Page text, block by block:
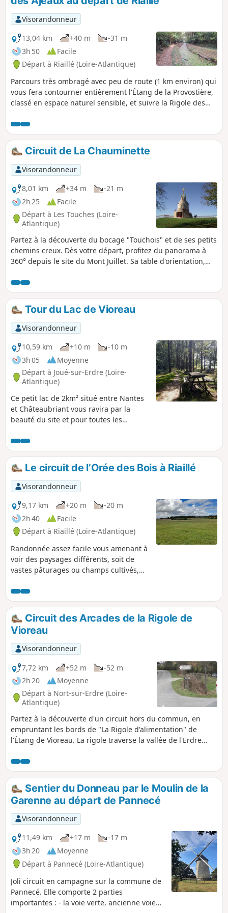
Visorandonneur
13,04 km
+40 m
-31 m
3h 50
Facile
Départ à Riaillé (Loire-Atlantique)
Parcours très ombragé avec peu de route (1 km environ) qui
vous fera contourner entièrement l'Étang de la Provostière,
classé en espace naturel sensible, et suivre la Rigole des
l'Étang de Vioreau.Remarque : évitez de vous aventurer
autour de l'étang en période de hautes eaux. Le sentier
peut y être difficilement praticable.
Circuit de La Chauminette
Visorandonneur
8,01 km
+34 m
-21 m
2h 25
Facile
Départ à Les Touches (Loire-
Atlantique)
Partez à la découverte du bocage "Touchois" et de ses petits
chemins creux. Dès votre départ, profitez du panorama à
360° depuis le site du Mont Juillet. Sa table d'orientation,
entoure. Lancez vous ensuite à la découverte de la
campagne environnante. Au détour d'un chemin,
découvrez: une vieille bâtisse, un manoir, un calvaire, un
puits ou encore un four à pain; qui tout à chacun, sont les
marques de la vie passée...
Tour du Lac de Vioreau
Visorandonneur
10,59 km
+10 m
-10 m
3h 05
Moyenne
Départ à Joué-sur-Erdre (Loire-
Atlantique)
Ce petit lac de 2km² situé entre Nantes
et Châteaubriant vous ravira par la
beauté du site et pour toutes les
randonnée pédestre ou équestre, VTT,
pêche, baignade, voile, etc. Le tour à
pied fait emprunter des sentiers très
agréables.
Le circuit de l’Orée des Bois à Riaillé
Visorandonneur
9,17 km
+20 m
-20 m
2h 40
Facile
Départ à Riaillé (Loire-Atlantique)
Randonnée assez facile vous amenant à
voir des paysages différents, soit de
vastes pâturages ou champs cultivés,
Beaucoup de beaux chemins, un tout
petit peu de route, de quoi se dégourdir
les jambes.
Circuit des Arcades de la Rigole de
Vioreau
Visorandonneur
7,72 km
+52 m
-52 m
2h 20
Moyenne
Départ à Nort-sur-Erdre (Loire-
Atlantique)
Partez à la découverte d'un circuit hors du commun, en
empruntant les bords de "La Rigole d'alimentation" de
l'Étang de Vioreau. La rigole traverse la vallée de l'Erdre
en souterrain sur 600m. Elle est, par ailleurs, enjambée par
de nombreux petits ponts de pierre pittoresques... Durant
votre balade, vous pourrez admirer le Château de la
Lucinière et son domaine boisé de l'autre côté de la Vallée
de l'Erdre.
Sentier du Donneau par le Moulin de la
Garenne au départ de Pannecé
Visorandonneur
11,49 km
+17 m
-17 m
3h 20
Moyenne
Départ à Pannecé (Loire-Atlantique)
Joli circuit en campagne sur la commune de
Pannecé. Elle comporte 2 parties
importantes : - la voie verte, ancienne voie